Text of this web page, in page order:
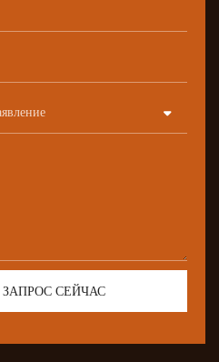
СЕЙЧАС